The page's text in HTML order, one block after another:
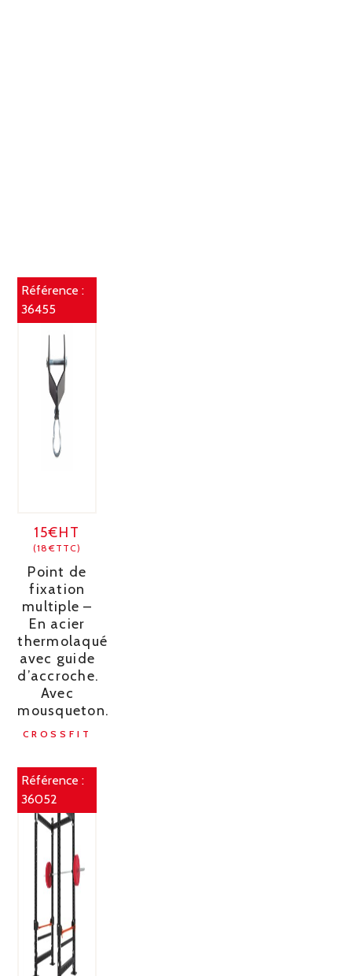
Référence :
36455
15€HT
(18€TTC)
Point de
fixation
multiple –
En acier
thermolaqué
avec guide
d’accroche.
Avec
mousqueton.
CROSSFIT
Référence :
36052